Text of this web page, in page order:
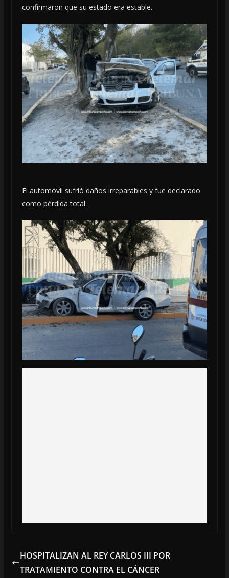
confirmaron que su estado era estable.
El automóvil sufrió daños irreparables y fue declarado
como pérdida total.
HOSPITALIZAN AL REY CARLOS III POR
TRATAMIENTO CONTRA EL CÁNCER